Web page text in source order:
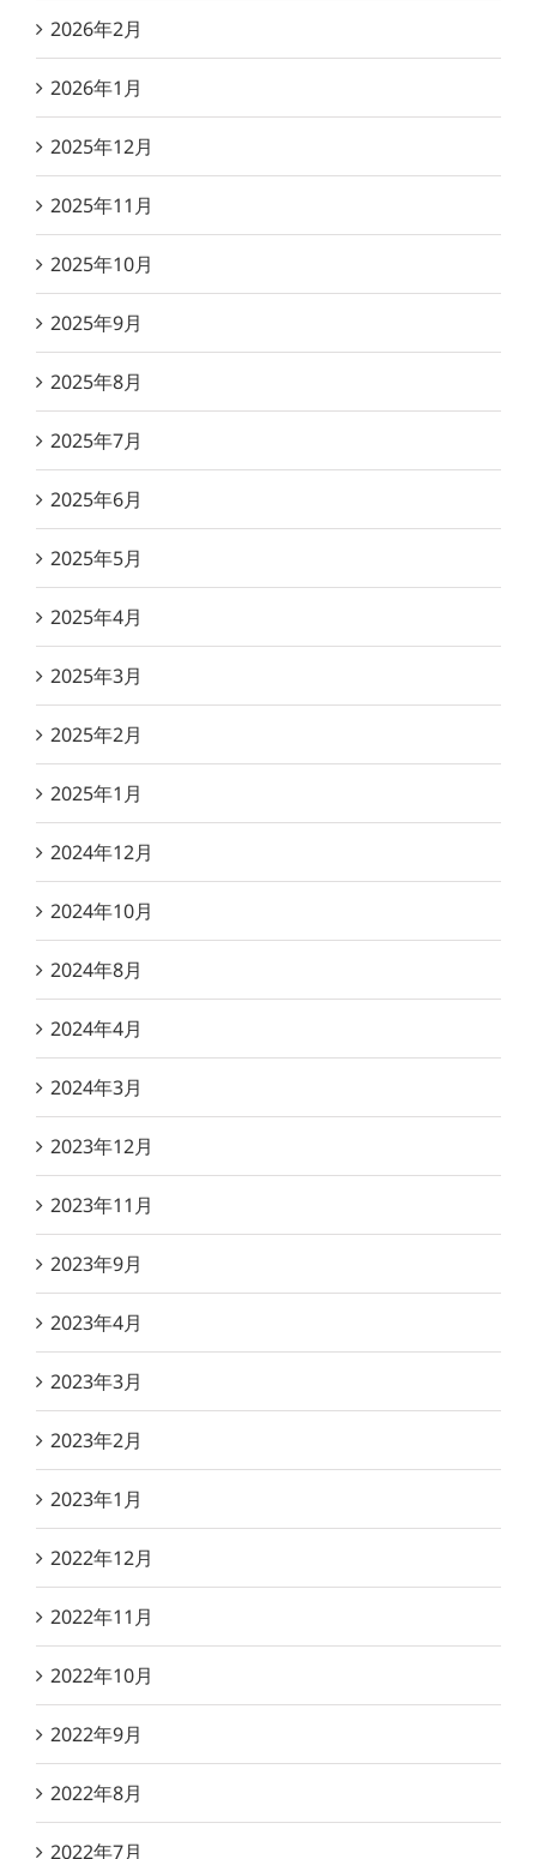
2026年2月
2026年1月
2025年12月
2025年11月
2025年10月
2025年9月
2025年8月
2025年7月
2025年6月
2025年5月
2025年4月
2025年3月
2025年2月
2025年1月
2024年12月
2024年10月
2024年8月
2024年4月
2024年3月
2023年12月
2023年11月
2023年9月
2023年4月
2023年3月
2023年2月
2023年1月
2022年12月
2022年11月
2022年10月
2022年9月
2022年8月
2022年7月